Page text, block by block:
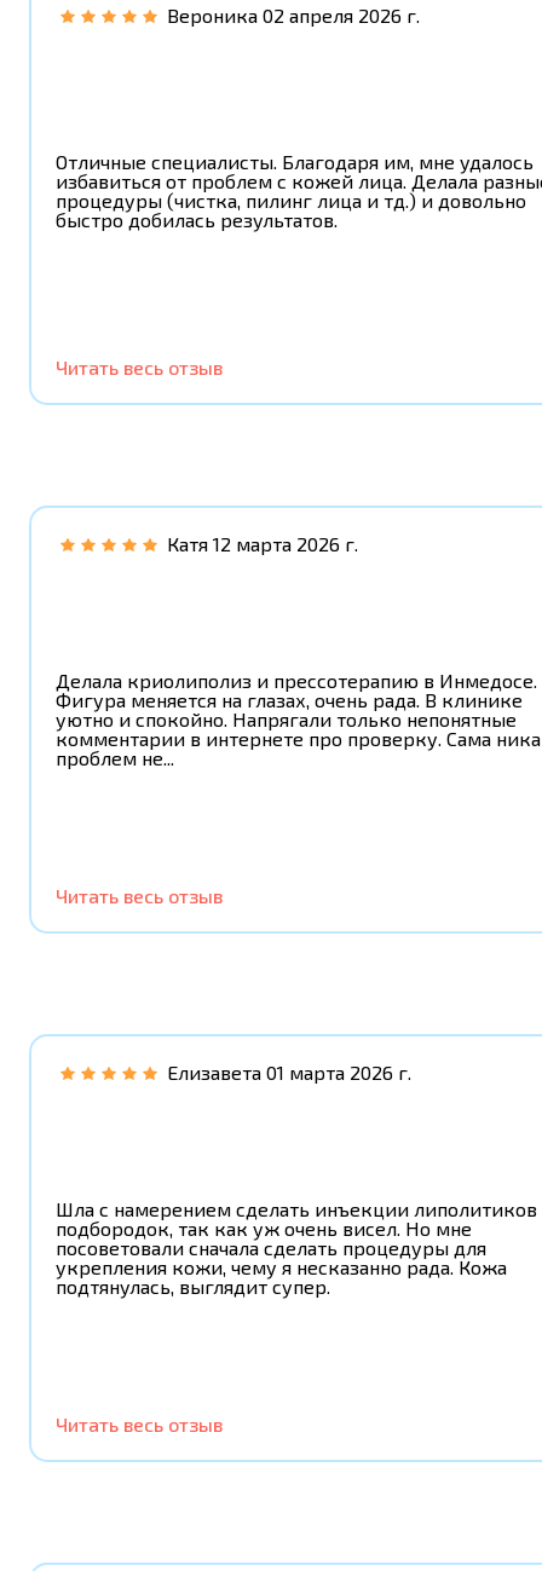
Вероника 02 апреля 2026 г.
Отличные специалисты. Благодаря им, мне удалось
избавиться от проблем с кожей лица. Делала
процедуры (чистка, пилинг лица и тд.) и довольно
быстро добилась результатов.
Читать весь отзыв
Катя 12 марта 2026 г.
Делала криолиполиз и прессотерапию в Инмедосе.
Фигура меняется на глазах, очень рада. В клинике
уютно и спокойно. Напрягали только непонятные
комментарии в интернете про проверку. Сама
проблем не...
Читать весь отзыв
Елизавета 01 марта 2026 г.
Шла с намерением сделать инъекции липолитиков
подбородок, так как уж очень висел. Но мне
посоветовали сначала сделать процедуры для
укрепления кожи, чему я несказанно рада. Кожа
подтянулась, выглядит супер.
Читать весь отзыв